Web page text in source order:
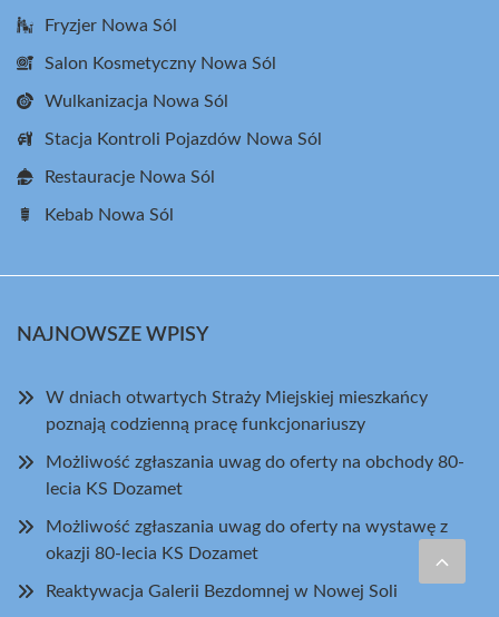
Fryzjer Nowa Sól
Salon Kosmetyczny Nowa Sól
Wulkanizacja Nowa Sól
Stacja Kontroli Pojazdów Nowa Sól
Restauracje Nowa Sól
Kebab Nowa Sól
NAJNOWSZE WPISY
W dniach otwartych Straży Miejskiej mieszkańcy
poznają codzienną pracę funkcjonariuszy
Możliwość zgłaszania uwag do oferty na obchody 80-
lecia KS Dozamet
Możliwość zgłaszania uwag do oferty na wystawę z
okazji 80-lecia KS Dozamet
Reaktywacja Galerii Bezdomnej w Nowej Soli